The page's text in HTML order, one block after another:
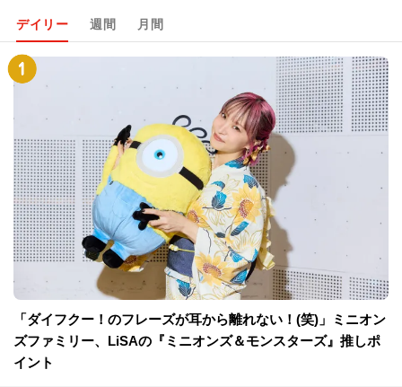
デイリー 週間 月間
「ダイフクー！のフレーズが耳から離れない！(笑)」ミニオン
ズファミリー、LiSAの『ミニオンズ＆モンスターズ』推しポ
イント